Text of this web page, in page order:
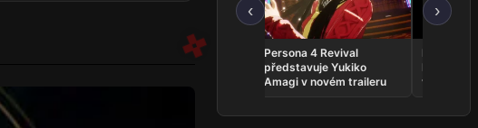
‹
Whitestrake’s Mayhem se
Persona 4 Revival
představuje Yukiko
Amagi v novém traileru
Phantom:
INFERNO
vyjde v
›